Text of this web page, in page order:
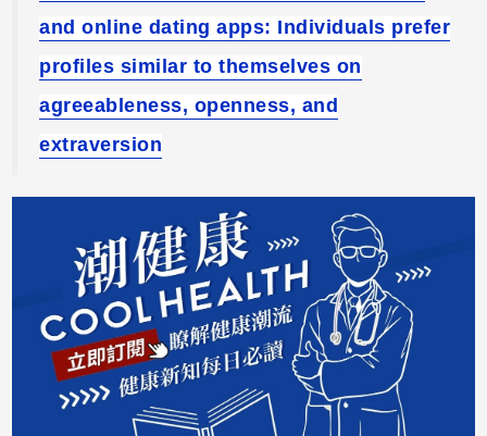
and online dating apps: Individuals prefer
profiles similar to themselves on
agreeableness, openness, and
extraversion